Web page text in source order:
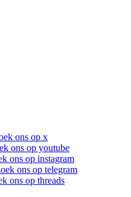
ons op x
ons op youtube
ons op instagram
ons op telegram
ons op threads